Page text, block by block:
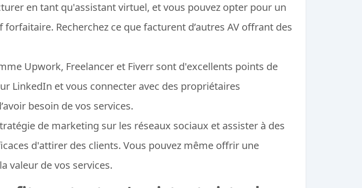
en tant qu'assistant virtuel, et vous pouvez opter pour un
Recherchez ce que facturent d’autres AV offrant des
Upwork, Freelancer et Fiverr sont d'excellents points de
LinkedIn et vous connecter avec des propriétaires
besoin de vos services.
de marketing sur les réseaux sociaux et assister à des
d'attirer des clients. Vous pouvez même offrir une
valeur de vos services.